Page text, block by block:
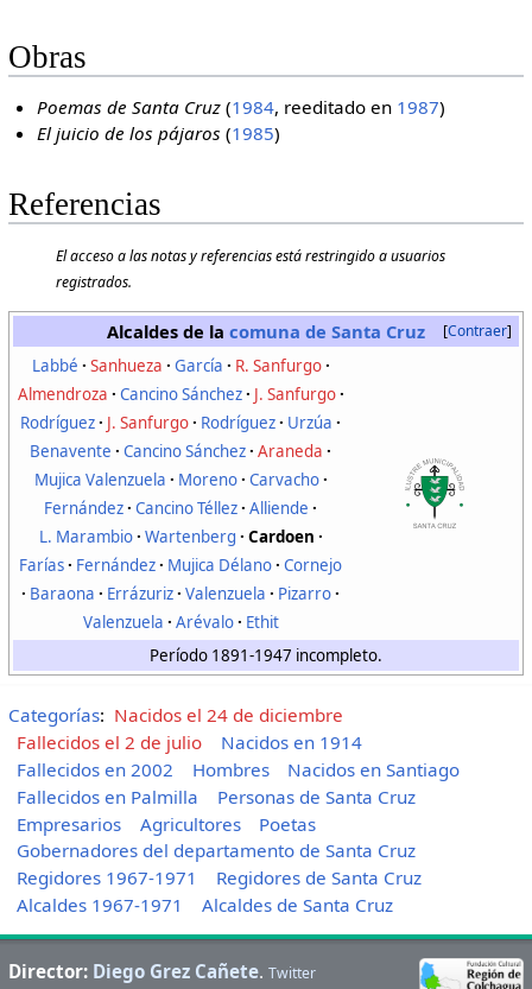
Obras
Poemas de Santa Cruz (1984, reeditado en 1987)
El juicio de los pájaros (1985)
Referencias
El acceso a las notas y referencias está restringido a usuarios
registrados.
Contraer
Alcaldes de la comuna de Santa Cruz
Labbé Sanhueza García
R. Sanfurgo
Almendroza
Cancino Sánchez
J. Sanfurgo
Rodríguez
J. Sanfurgo Rodríguez
Urzúa
Benavente
Cancino Sánchez Araneda
Mujica Valenzuela
Moreno Carvacho
Fernández Cancino Téllez Alliende
L. Marambio Wartenberg
Cardoen
Farías
Fernández Mujica Délano Cornejo
Baraona
Errázuriz Valenzuela
Pizarro
Valenzuela
Arévalo
Ethit
Período 1891-1947 incompleto.
Categorías: Nacidos el 24 de diciembre
Fallecidos el 2 de julio
Nacidos en 1914
Fallecidos en 2002
Hombres
Nacidos en Santiago
Fallecidos en Palmilla
Personas de Santa Cruz
Empresarios
Agricultores
Poetas
Gobernadores del departamento de Santa Cruz
Regidores 1967-1971
Regidores de Santa Cruz
Alcaldes 1967-1971
Alcaldes de Santa Cruz
Director: Diego Grez Cañete. Twitter